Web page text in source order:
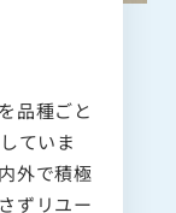
品種ごと
ていま
外で積極
ずリユー